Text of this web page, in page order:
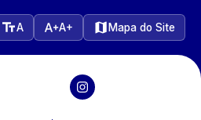
A A+ Mapa do Site